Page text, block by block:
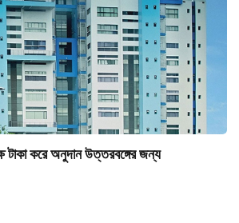
টাকা করে অনুদান উত্তরবঙ্গের জন্য